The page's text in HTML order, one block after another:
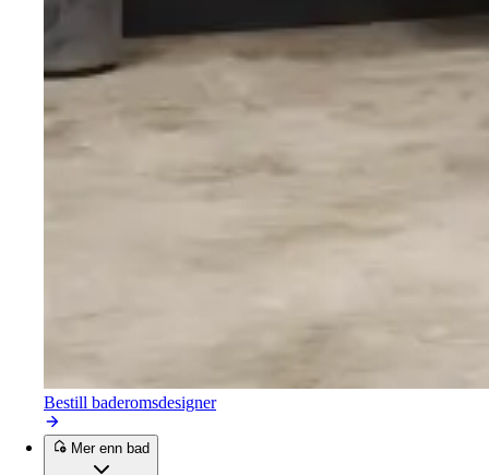
Bestill baderomsdesigner
Mer enn bad